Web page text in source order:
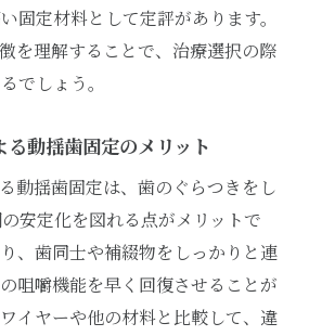
固定材料として定評があります。
を理解することで、治療選択の際
でしょう。
る動揺歯固定のメリット
動揺歯固定は、歯のぐらつきをし
安定化を図れる点がメリットで
、歯同士や補綴物をしっかりと連
咀嚼機能を早く回復させることが
イヤーや他の材料と比較して、違